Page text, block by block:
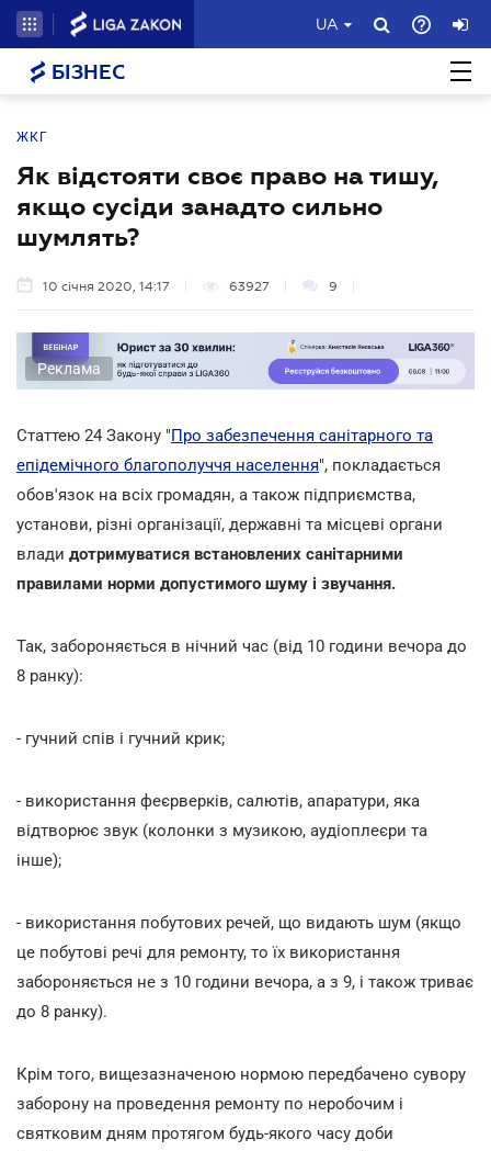
UA
БІЗНЕС
ЖКГ
Як відстояти своє право на тишу,
якщо сусіди занадто сильно
шумлять?
10 січня 2020, 14:17 63927 9
Реклама
Статтею 24 Закону "Про забезпечення санітарного та
епідемічного благополуччя населення", покладається
обов'язок на всіх громадян, а також підприємства,
установи, різні організації, державні та місцеві органи
влади дотримуватися встановлених санітарними
правилами норми допустимого шуму і звучання.
Так, забороняється в нічний час (від 10 години вечора до
8 ранку):
- гучний спів і гучний крик;
- використання феєрверків, салютів, апаратури, яка
відтворює звук (колонки з музикою, аудіоплеєри та
інше);
- використання побутових речей, що видають шум (якщо
це побутові речі для ремонту, то їх використання
забороняється не з 10 години вечора, а з 9, і також триває
до 8 ранку).
Крім того, вищезазначеною нормою передбачено сувору
заборону на проведення ремонту по неробочим і
святковим дням протягом будь-якого часу доби